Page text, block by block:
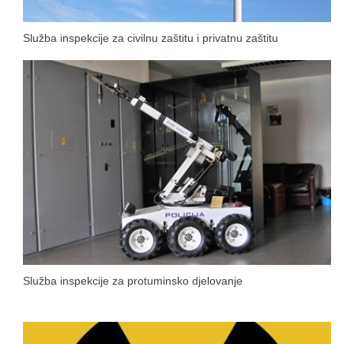
Služba inspekcije za civilnu zaštitu i privatnu zaštitu
Služba inspekcije za protuminsko djelovanje